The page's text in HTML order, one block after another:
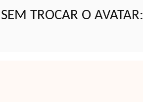
TROCAR O